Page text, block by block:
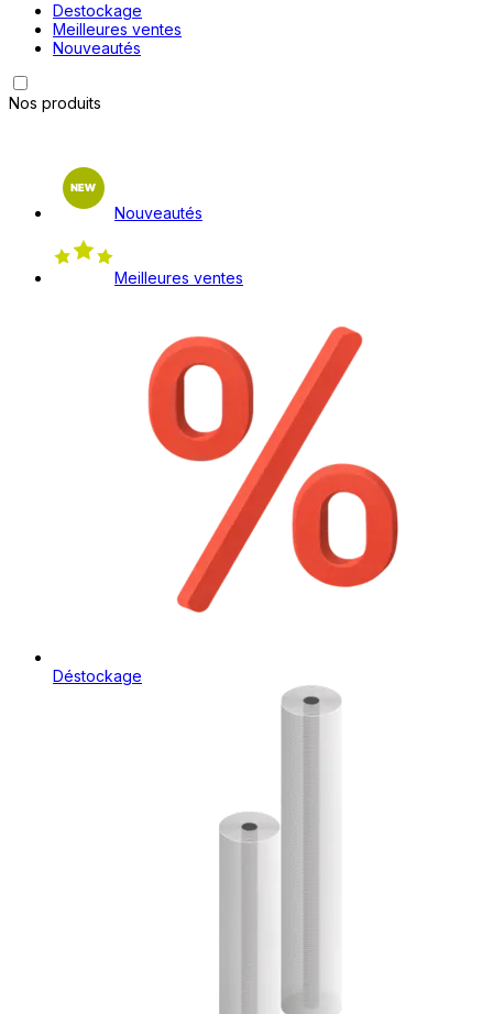
Destockage
Meilleures ventes
Nouveautés
Nos produits
Nouveautés
Meilleures ventes
Déstockage